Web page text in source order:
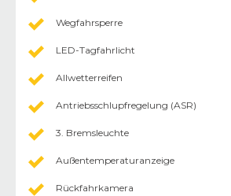
Wegfahrsperre
LED-Tagfahrlicht
Allwetterreifen
Antriebsschlupfregelung (ASR)
3. Bremsleuchte
Außentemperaturanzeige
Rückfahrkamera